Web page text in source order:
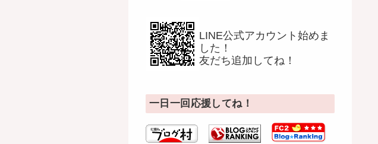
LINE公式アカウント始めま
した！
友だち追加してね！
一日一回応援してね！